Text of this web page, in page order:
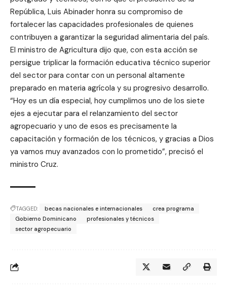
República, Luis Abinader honra su compromiso de
fortalecer las capacidades profesionales de quienes
contribuyen a garantizar la seguridad alimentaria del país.
El ministro de Agricultura dijo que, con esta acción se
persigue triplicar la formación educativa técnico superior
del sector para contar con un personal altamente
preparado en materia agrícola y su progresivo desarrollo.
“Hoy es un día especial, hoy cumplimos uno de los siete
ejes a ejecutar para el relanzamiento del sector
agropecuario y uno de esos es precisamente la
capacitación y formación de los técnicos, y gracias a Dios
ya vamos muy avanzados con lo prometido”, precisó el
ministro Cruz.
TAGGED: becas nacionales e internacionales
crea programa
Gobierno Dominicano
profesionales y técnicos
sector agropecuario